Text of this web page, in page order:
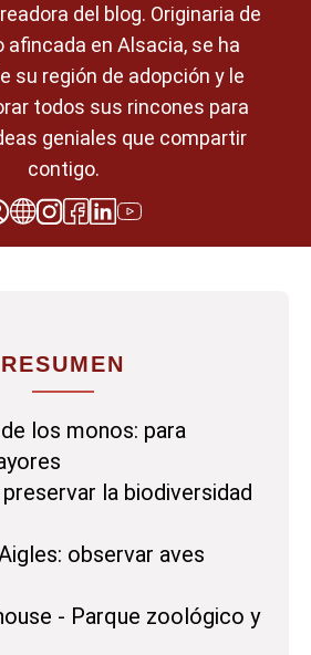
del blog. Originaria de
afincada en Alsacia, se ha
su región de adopción y le
todos sus rincones para
geniales que compartir
contigo.
RESUMEN
los monos: para
la biodiversidad
observar aves
- Parque zoológico y